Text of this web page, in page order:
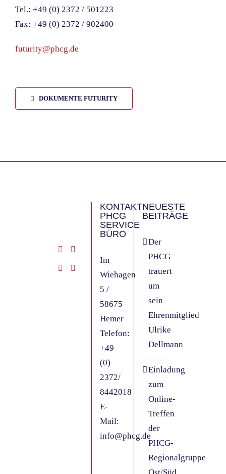
Tel.: +49 (0) 2372 / 501223
Fax: +49 (0) 2372 / 902400
futurity@phcg.de
DOKUMENTE FUTURITY
KONTAKT
PHCG
SERVICE
BÜRO
Im
Wiehagen
5 /
58675
Hemer
Telefon:
+49
(0)
2372/
8442018
E-
Mail:
info@phcg.de
NEUESTE
BEITRÄGE
Der
PHCG
trauert
um
sein
Ehrenmitglied
Ulrike
Dellmann
Einladung
zum
Online-
Treffen
der
PHCG-
Regionalgruppe